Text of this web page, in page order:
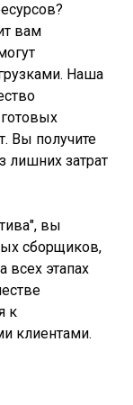
вам
Наша
Вы получите
лишних затрат
вы
сборщиков,
всех этапах
к
клиентами.